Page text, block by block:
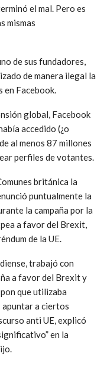
el mal. Pero es
mismas
de sus fundadores,
de manera ilegal la
Facebook.
global, Facebook
accedido (¿o
al menos 87 millones
perfiles de votantes.
británica la
puntualmente la
la campaña por la
a favor del Brexit,
de la UE.
trabajó con
a favor del Brexit y
que utilizaba
apuntar a ciertos
anti UE, explicó
en la